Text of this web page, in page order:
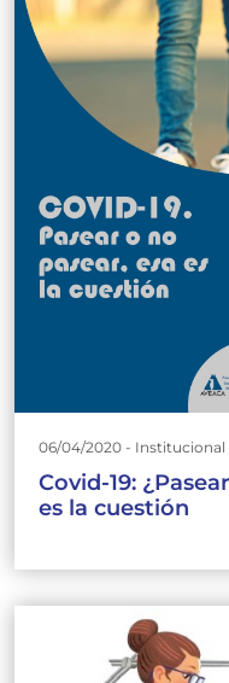
06/04/2020 - Institucional
Covid-19:
es la cuestión